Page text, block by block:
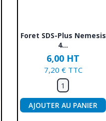
 Aperçu rapide
Foret SDS-Plus Nemesis
4...
6,00 HT
7,20 € TTC
AJOUTER AU PANIER